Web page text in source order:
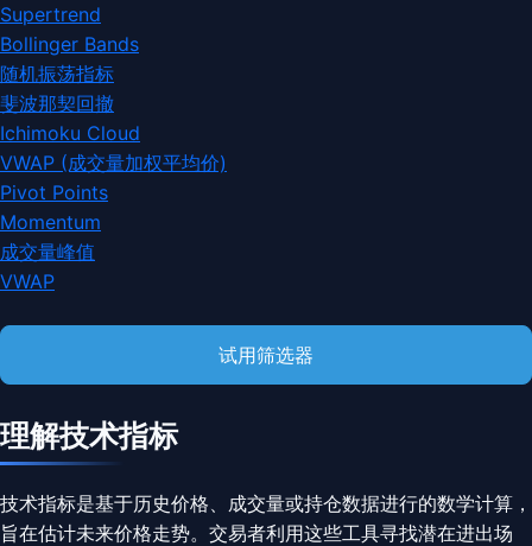
Supertrend
Bollinger Bands
随机振荡指标
斐波那契回撤
Ichimoku Cloud
VWAP (成交量加权平均价)
Pivot Points
Momentum
成交量峰值
VWAP
试用筛选器
理解技术指标
技术指标是基于历史价格、成交量或持仓数据进行的数学计算，
旨在估计未来价格走势。交易者利用这些工具寻找潜在进出场